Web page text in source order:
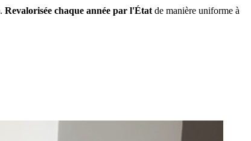
Revalorisée chaque année par l'État de manière uniforme à